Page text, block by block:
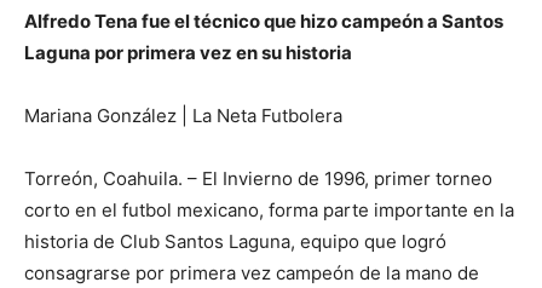
Alfredo Tena fue el técnico que hizo campeón a Santos
Laguna por primera vez en su historia
Mariana González | La Neta Futbolera
Torreón, Coahuila. – El Invierno de 1996, primer torneo
corto en el futbol mexicano, forma parte importante en la
historia de Club Santos Laguna, equipo que logró
consagrarse por primera vez campeón de la mano de